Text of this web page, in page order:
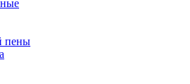
пены